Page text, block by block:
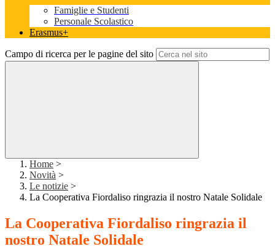
Famiglie e Studenti
Personale Scolastico
Erasmus+
Campo di ricerca per le pagine del sito
Home >
Novità >
Le notizie >
La Cooperativa Fiordaliso ringrazia il nostro Natale Solidale
La Cooperativa Fiordaliso ringrazia il
nostro Natale Solidale